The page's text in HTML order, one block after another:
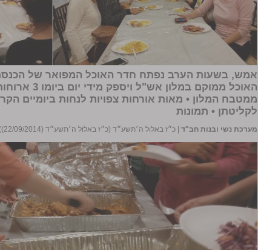
אמש, בשעות הערב נפתח חדר האוכל המפואר של
האוכל ממוקם
ממטבח המלון • מאות אורחות צפויות לנחות ביומיים
לקליטתן • תמונות
מערכת נשי ובנות חב"ד | כ״ז באלול ה׳תשע״ד (כ״ז באלול ה׳תשע״ד (22/09/2014))